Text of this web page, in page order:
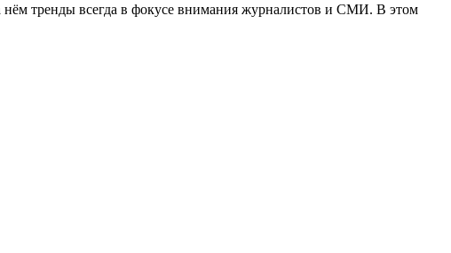
тренды всегда в фокусе внимания журналистов и СМИ. В этом